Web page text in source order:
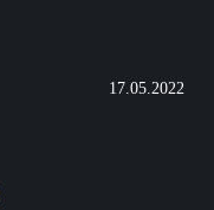
17.05.2022